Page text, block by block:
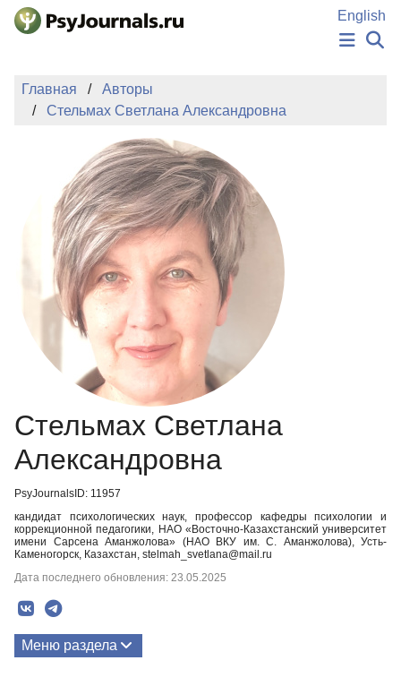
Перейти к основному содержанию
English
ИЗДАНИЯ
ПОДАТЬ РУКОПИСЬ
БАЗА ЗНАНИЙ
КЛЮЧЕВЫЕ СЛОВА
Регистрация
Главная
Авторы
Стельмах Светлана Александровна
Стельмах Светлана
Александровна
PsyJournalsID: 11957
кандидат психологических наук, профессор кафедры психологии и
коррекционной педагогики, НАО «Восточно-Казахстанский университет
имени Сарсена Аманжолова» (НАО ВКУ им. С. Аманжолова), Усть-
Каменогорск, Казахстан, stelmah_svetlana@mail.ru
Дата последнего обновления: 23.05.2025
Меню раздела